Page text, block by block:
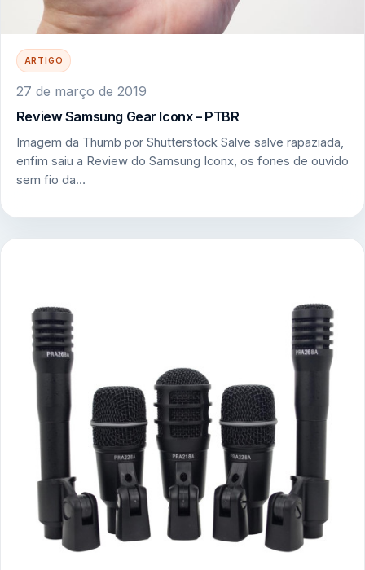
ARTIGO
27 de março de 2019
Review Samsung Gear Iconx – PTBR
Imagem da Thumb por Shutterstock Salve salve rapaziada,
enfim saiu a Review do Samsung Iconx, os fones de ouvido
sem fio da…